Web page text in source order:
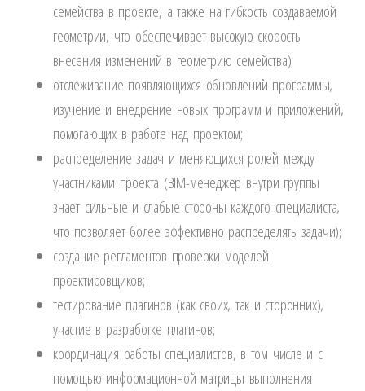
семейства в проекте, а также на гибкость создаваемой
геометрии, что обеспечивает высокую скорость
внесения изменений в геометрию семейства);
отслеживание появляющихся обновлений программы,
изучение и внедрение новых программ и приложений,
помогающих в работе над проектом;
распределение задач и меняющихся ролей между
участниками проекта (BIM-менеджер внутри группы
знает сильные и слабые стороны каждого специалиста,
что позволяет более эффективно распределять задачи);
создание регламентов проверки моделей
проектировщиков;
тестирование плагинов (как своих, так и сторонних),
участие в разработке плагинов;
координация работы специалистов, в том числе и с
помощью информационной матрицы выполнения